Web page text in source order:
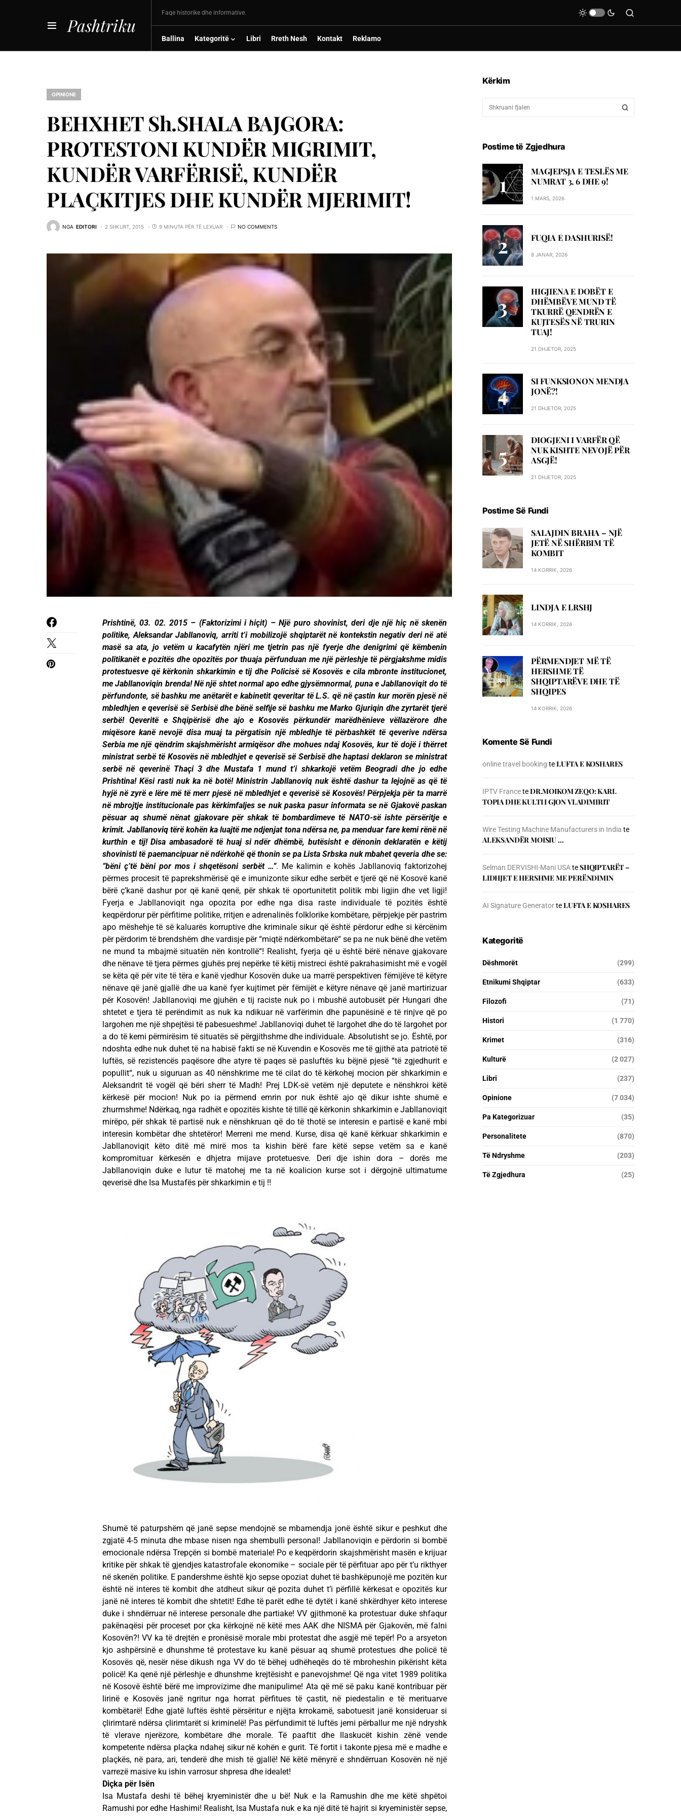
Pashtriku
Faqe historike dhe informative.
Ballina Kategoritë Libri Rreth Nesh Kontakt Reklamo
OPINIONE
BEHXHET Sh.SHALA BAJGORA:
PROTESTONI KUNDËR MIGRIMIT,
KUNDËR VARFËRISË, KUNDËR
PLAÇKITJES DHE KUNDËR MJERIMIT!
NGA EDITORI 2 SHKURT, 2015 9 MINUTA PËR TË LEXUAR NO COMMENTS
Prishtinë, 03. 02. 2015 – (Faktorizimi i hiçit) – Një puro shovinist, deri dje një hiç në skenën
politike, Aleksandar Jabllanoviq, arriti t’i mobilizojë shqiptarët në kontekstin negativ deri në atë
masë sa ata, jo vetëm u kacafytën njëri me tjetrin pas një fyerje dhe denigrimi që këmbenin
politikanët e pozitës dhe opozitës por thuaja përfunduan me një përleshje të përgjakshme midis
protestuesve që kërkonin shkarkimin e tij dhe Policisë së Kosovës e cila mbronte institucionet,
me Jabllanoviqin brenda! Në një shtet normal apo edhe gjysëmnormal, puna e Jabllanoviqit do të
përfundonte, së bashku me anëtarët e kabinetit qeveritar të L.S. që në çastin kur morën pjesë në
mbledhjen e qeverisë së Serbisë dhe bënë selfije së bashku me Marko Gjuriqin dhe zyrtarët tjerë
serbë! Qeveritë e Shqipërisë dhe ajo e Kosovës përkundër marëdhënieve vëllazërore dhe
miqësore kanë nevojë disa muaj ta përgatisin një mbledhje të përbashkët të qeverive ndërsa
Serbia me një qëndrim skajshmërisht armiqësor dhe mohues ndaj Kosovës, kur të dojë i thërret
ministrat serbë të Kosovës në mbledhjet e qeverisë së Serbisë dhe haptasi deklaron se ministrat
serbë në qeverinë Thaçi 3 dhe Mustafa 1 mund t’i shkarkojë vetëm Beogradi dhe jo edhe
Prishtina! Kësi rasti nuk ka në botë! Ministrin Jabllanoviq nuk është dashur ta lejojnë as që të
hyjë në zyrë e lëre më të merr pjesë në mbledhjet e qeverisë së Kosovës! Përpjekja për ta marrë
në mbrojtje institucionale pas kërkimfaljes se nuk paska pasur informata se në Gjakovë paskan
pësuar aq shumë nënat gjakovare për shkak të bombardimeve të NATO-së ishte përsëritje e
krimit. Jabllanoviq tërë kohën ka luajtë me ndjenjat tona ndërsa ne, pa menduar fare kemi rënë në
kurthin e tij! Disa ambasadorë të huaj si ndër dhëmbë, butësisht e dënonin deklaratën e këtij
shovinisti të paemancipuar në ndërkohë që thonin se pa Lista Srbska nuk mbahet qeveria dhe se:
”bëni ç’të bëni por mos i shqetësoni serbët …”. Me kalimin e kohës Jabllanoviq faktorizohej
përmes procesit të paprekshmërisë që e imunizonte sikur edhe serbët e tjerë që në Kosovë kanë
bërë ç’kanë dashur por që kanë qenë, për shkak të oportunitetit politik mbi ligjin dhe vet ligji!
Fyerja e Jabllanoviqit nga opozita por edhe nga disa raste individuale të pozitës është
keqpërdorur për përfitime politike, rritjen e adrenalinës folklorike kombëtare, përpjekje për pastrim
apo mëshehje të së kaluarës korruptive dhe kriminale sikur që është përdorur edhe si kërcënim
për përdorim të brendshëm dhe vardisje për “miqtë ndërkombëtarë“ se pa ne nuk bënë dhe vetëm
ne mund ta mbajmë situatën nën kontrollë“! Realisht, fyerja që u është bërë nënave gjakovare
dhe nënave të tjera përmes gjuhës prej nepërke të këtij mistreci është pakrahasimisht më e vogël
se këta që për vite të tëra e kanë vjedhur Kosovën duke ua marrë perspektiven fëmijëve të këtyre
nënave që janë gjallë dhe ua kanë fyer kujtimet për fëmijët e këtyre nënave që janë martirizuar
për Kosovën! Jabllanoviqi me gjuhën e tij raciste nuk po i mbushë autobusët për Hungari dhe
shtetet e tjera të perëndimit as nuk ka ndikuar në varfërimin dhe papunësinë e të rinjve që po
largohen me një shpejtësi të pabesueshme! Jabllanoviqi duhet të largohet dhe do të largohet por
a do të kemi përmirësim të situatës së përgjithshme dhe individuale. Absolutisht se jo. Është, por
ndoshta edhe nuk duhet të na habisë fakti se në Kuvendin e Kosovës me të gjithë ata patriotë të
luftës, së rezistencës paqësore dhe atyre të paqes së pasluftës ku bëjnë pjesë “të zgjedhurit e
popullit“, nuk u siguruan as 40 nënshkrime me të cilat do të kërkohej mocion për shkarkimin e
Aleksandrit të vogël që bëri sherr të Madh! Prej LDK-së vetëm një deputete e nënshkroi këtë
kërkesë për mocion! Nuk po ia përmend emrin por nuk është ajo që dikur ishte shumë e
zhurmshme! Ndërkaq, nga radhët e opozitës kishte të tillë që kërkonin shkarkimin e Jabllanoviqit
mirëpo, për shkak të partisë nuk e nënshkruan që do të thotë se interesin e partisë e kanë mbi
interesin kombëtar dhe shtetëror! Merreni me mend. Kurse, disa që kanë kërkuar shkarkimin e
Jabllanoviqit këto ditë më mirë mos ta kishin bërë fare këtë sepse vetëm sa e kanë
kompromituar kërkesën e dhjetra mijave protetuesve. Deri dje ishin dora – dorës me
Jabllanoviqin duke e lutur të matohej me ta në koalicion kurse sot i dërgojnë ultimatume
qeverisë dhe Isa Mustafës për shkarkimin e tij !!
Shumë të paturpshëm që janë sepse mendojnë se mbamendja jonë është sikur e peshkut dhe
zgjatë 4-5 minuta dhe mbase nisen nga shembulli personal! Jabllanoviqin e përdorin si bombë
emocionale ndërsa Trepçën si bombë materiale! Po e keqpërdorin skajshmërisht masën e krijuar
kritike për shkak të gjendjes katastrofale ekonomike – sociale për të përfituar apo për t’u rikthyer
në skenën politike. E pandershme është kjo sepse opoziat duhet të bashkëpunojë me pozitën kur
është në interes të kombit dhe atdheut sikur që pozita duhet t’i përfillë kërkesat e opozitës kur
janë në interes të kombit dhe shtetit! Edhe të parët edhe të dytët i kanë shkërdhyer këto interese
duke i shndërruar në interese personale dhe partiake! VV gjithmonë ka protestuar duke shfaqur
pakënaqësi për proceset por çka kërkojnë në këtë mes AAK dhe NISMA për Gjakovën, më falni
Kosovën?! VV ka të drejtën e pronësisë morale mbi protestat dhe asgjë më tepër! Po a arsyeton
kjo ashpërsinë e dhunshme të protestave ku kanë pësuar aq shumë protestues dhe policë të
Kosovës që, nesër nëse dikush nga VV do të bëhej udhëheqës do të mbroheshin pikërisht këta
policë! Ka qenë një përleshje e dhunshme krejtësisht e panevojshme! Që nga vitet 1989 politika
në Kosovë është bërë me improvizime dhe manipulime! Ata që më së paku kanë kontribuar për
lirinë e Kosovës janë ngritur nga horrat përfitues të çastit, në piedestalin e të merituarve
kombëtarë! Edhe gjatë luftës është përsëritur e njëjta krrokamë, sabotuesit janë konsideruar si
çlirimtarë ndërsa çlirimtarët si kriminelë! Pas përfundimit të luftës jemi përballur me një ndryshk
të vlerave njerëzore, kombëtare dhe morale. Të paaftit dhe llaskucët kishin zënë vende
kompetente ndërsa plaçka ndahej sikur në kohën e gurit. Të fortit i takonte pjesa më e madhe e
plaçkës, në para, ari, tenderë dhe mish të gjallë! Në këtë mënyrë e shndërruan Kosovën në një
varrezë masive ku ishin varrosur shpresa dhe idealet!
Diçka për Isën
Isa Mustafa deshi të bëhej kryeministër dhe u bë! Nuk e la Ramushin dhe me këtë shpëtoi
Ramushi por edhe Hashimi! Realisht, Isa Mustafa nuk e ka një ditë të hajrit si kryeministër sepse,
Kërkim
Postime të Zgjedhura
MAGJEPSJA E TESLËS ME
NUMRAT 3, 6 DHE 9!
1 MARS, 2026
FUQIA E DASHURISË!
8 JANAR, 2026
HIGJIENA E DOBËT E
DHËMBËVE MUND TË
TKURRË QENDRËN E
KUJTESËS NË TRURIN
TUAJ!
21 DHJETOR, 2025
SI FUNKSIONON MENDJA
JONË?!
21 DHJETOR, 2025
DIOGJENI I VARFËR QË
NUK KISHTE NEVOJË PËR
ASGJË!
21 DHJETOR, 2025
Postime Së Fundi
SALAJDIN BRAHA – NJЁ
JETЁ NЁ SHЁRBIM TЁ
KOMBIT
14 KORRIK, 2026
LINDJA E LRSHJ
14 KORRIK, 2026
PËRMENDJET MË TË
HERSHME TË
SHQIPTARËVE DHE TË
SHQIPES
14 KORRIK, 2026
Komente Së Fundi
online travel booking teLUFTA E KOSHARES
IPTV FranceteDR.MOIKOM ZEQO: KARL
TOPIA DHE KULTI I GJON VLADIMIRIT
Wire Testing Machine Manufacturers in India te
ALEKSANDËR MOISIU …
Selman DERVISHI-Mani USAteSHQIPTARËT –
LIDHJET E HERSHME ME PERËNDIMIN
AI Signature GeneratorteLUFTA E KOSHARES
Kategoritë
Dëshmorët (299)
Etnikumi Shqiptar (633)
Filozofi (71)
Histori (1 770)
Krimet (316)
Kulturë (2 027)
Libri (237)
Opinione (7 034)
Pa Kategorizuar (35)
Personalitete (870)
Të Ndryshme (203)
Të Zgjedhura (25)